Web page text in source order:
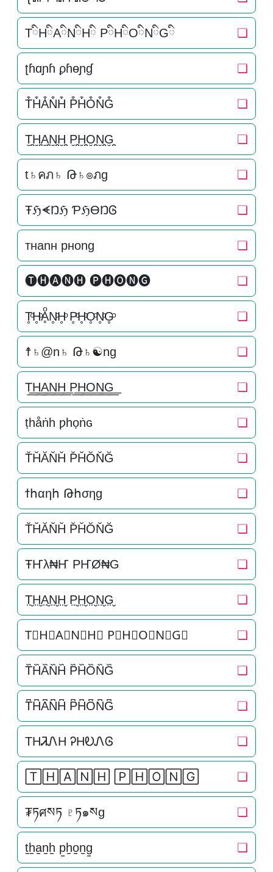
TིHིAིNིHི PིHིOིNིGི ❏
ʈɦɑɲɦ ϼɦɵɲɠ ❏
T͒H͒A͒N͒H͒ P͒H͒O͒N͒G͒ ❏
T̬̤̯H̬̤̯A̬̤̯N̬̤̯H̬̤̯ P̬̤̯H̬̤̯O̬̤̯N̬̤̯G̬̤̯ ❏
t♄คภ♄ Թ♄๏ภg ❏
ŦℌᗛŊℌ ƤℌƟŊᎶ ❏
тнanн pнong ❏
🅣🅗🅐🅝🅗 🅟🅗🅞🅝🅖 ❏
T̥ͦH̥ͦḀͦN̥ͦH̥ͦ P̥ͦH̥ͦO̥ͦN̥ͦG̥ͦ ❏
☨♄@n♄ Թ♄☯ng ❏
T͟͟H͟͟A͟͟N͟͟H͟͟ P͟͟H͟͟O͟͟N͟͟G͟͟ ❏
ṭһåṅһ ƿһọṅɢ ❏
T̆H̆ĂN̆H̆ P̆H̆ŎN̆Ğ ❏
ϯհαηհ Թհσηɡ ❏
T̆H̆ĂN̆H̆ P̆H̆ŎN̆Ğ ❏
ŦҤλ₦Ҥ PҤØ₦G ❏
T̤̮H̤̮A̤̮N̤̮H̤̮ P̤̮H̤̮O̤̮N̤̮G̤̮ ❏
T⃘H⃘A⃘N⃘H⃘ P⃘H⃘O⃘N⃘G⃘ ❏
T᷈H᷈A᷈N᷈H᷈ P᷈H᷈O᷈N᷈G᷈ ❏
T͆H͆A͆N͆H͆ P͆H͆O͆N͆G͆ ❏
THᏘᏁH ᎮHᎧᏁᎶ ❏
🅃🄷🄰🄽🄷 🄿🄷🄾🄽🄶 ❏
₮ཏศསཏ ♇ཏ๑སg ❏
t̠h̠a̠n̠h̠ p̠h̠o̠n̠g̠ ❏